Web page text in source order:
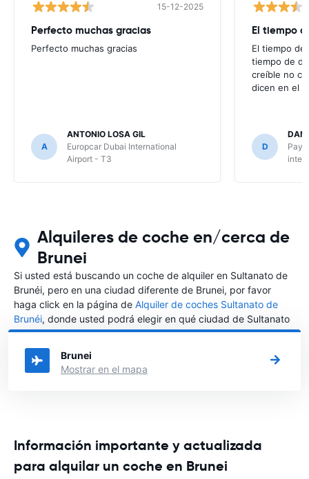
15-12-2025
Perfecto muchas gracias
Perfecto muchas gracias
A
ANTONIO LOSA GIL
Europcar Dubai International
Airport - T3
El tiempo
El tiempo
tiempo de
creíble no
dicen en el
D
Alquileres de coche en/cerca de
Brunei
Si usted está buscando un coche de alquiler en Sultanato de
Brunéi, pero en una ciudad diferente de Brunei, por favor
haga click en la página de Alquiler de coches Sultanato de
Brunéi, donde usted podrá elegir en qué ciudad de Sultanato
de Brunéi desea alquilar un coche.
Brunei
Mostrar en el mapa
Información importante y actualizada
para alquilar un coche en Brunei